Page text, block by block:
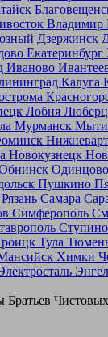
Владимир
Дзержинск
Екатеринбург
Иваново
Калуга
Лобня
Мурманск
Новокузнецк
Одинцово
Пушкино
Рязань Самара
Симферополь
Ступино
Тула
Химки